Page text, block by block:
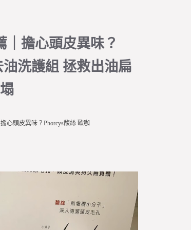
｜擔心頭皮異味？
洗護組 拯救出油扁
塌
心頭皮異味？Phorcys馥絲 歐咖